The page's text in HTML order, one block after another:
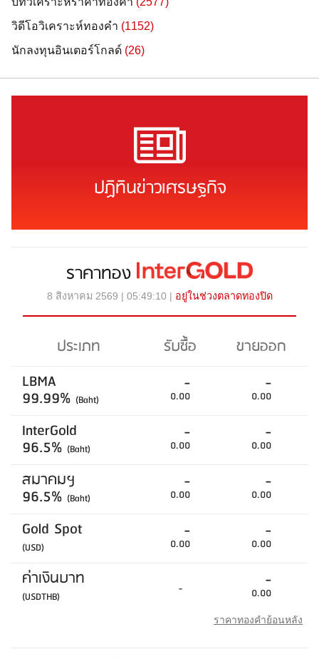
วิดีโอวิเคราะห์ทองคำ (1152)
นักลงทุนอินเตอร์โกลด์ (26)
ปฏิทินข่าวเศรษฐกิจ
ราคาทอง
8 สิงหาคม 2569 | 05:49:10 | อยู่ในช่วงตลาดทองปิด
ประเภท รับซื้อ
ขายออก
LBMA
99.99% (Baht)
-
0.00
-
0.00
InterGold
96.5% (Baht)
-
0.00
-
0.00
สมาคมฯ
96.5% (Baht)
-
0.00
-
0.00
Gold Spot
(USD)
-
0.00
-
0.00
ค่าเงินบาท
(USDTHB) - -
0.00
ราคาทองคำย้อนหลัง